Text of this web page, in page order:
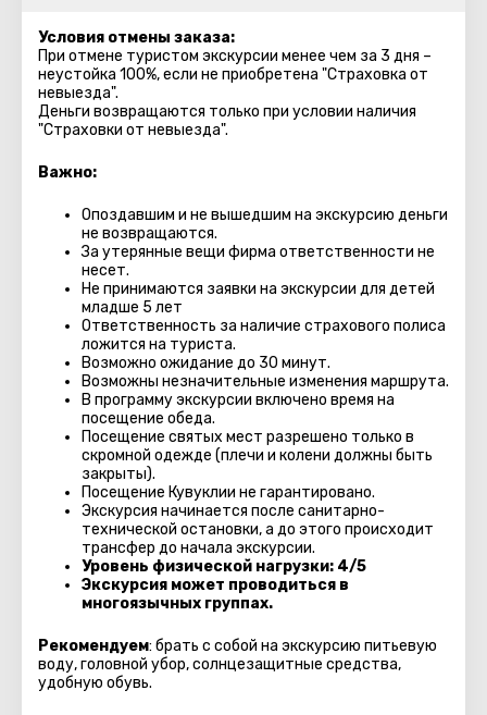
Условия отмены заказа:
При отмене туристом экскурсии менее чем за 3 дня –
неустойка 100%, если не приобретена "Страховка от
невыезда".
Деньги возвращаются только при условии наличия
"Страховки от невыезда".
Важно:
Опоздавшим и не вышедшим на экскурсию деньги
не возвращаются.
За утерянные вещи фирма ответственности не
несет.
Не принимаются заявки на экскурсии для детей
младше 5 лет
Ответственность за наличие страхового полиса
ложится на туриста.
Возможно ожидание до 30 минут.
Возможны незначительные изменения маршрута.
В программу экскурсии включено время на
посещение обеда.
Посещение святых мест разрешено только в
скромной одежде (плечи и колени должны быть
закрыты).
Посещение Кувуклии не гарантировано.
Экскурсия начинается после санитарно-
технической остановки, а до этого происходит
трансфер до начала экскурсии.
Уровень физической нагрузки: 4/5
Экскурсия может проводиться в
многоязычных группах.
Рекомендуем: брать с собой на экскурсию питьевую
воду, головной убор, солнцезащитные средства,
удобную обувь.